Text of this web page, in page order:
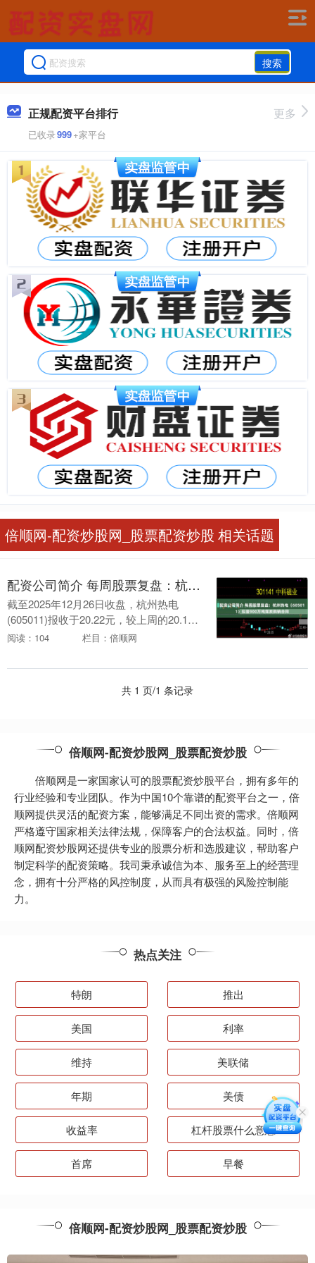
搜索
正规配资平台排行
已收录999+家平台
更多
倍顺网-配资炒股网_股票配资炒股 相关话题
配资公司简介 每周股票复盘：杭州热电（605011）拟签900万吨煤炭购销合同
截至2025年12月26日收盘，杭州热电
(605011)报收于20.22元，较上周的20.13
元上涨0.45%。本周，杭州热电12月22日
阅读：104 栏目：倍顺网
共 1 页/1 条记录
倍顺网-配资炒股网_股票配资炒股
倍顺网是一家国家认可的股票配资炒股平台，拥有多年的
行业经验和专业团队。作为中国10个靠谱的配资平台之一，倍
顺网提供灵活的配资方案，能够满足不同出资的需求。倍顺网
严格遵守国家相关法律法规，保障客户的合法权益。同时，倍
顺网配资炒股网还提供专业的股票分析和选股建议，帮助客户
制定科学的配资策略。我司秉承诚信为本、服务至上的经营理
念，拥有十分严格的风控制度，从而具有极强的风险控制能
力。
热点关注
特朗 推出
美国 利率
维持 美联储
年期 美债
收益率 杠杆股票什么意思
首席 早餐
倍顺网-配资炒股网_股票配资炒股